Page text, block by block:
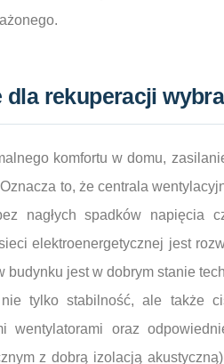
dla rekuperacji
komfortu w domu,
to, że centrala
nagłych spadków napięcia
elektroenergetycznej jest
budynku jest w dobrym stanie
tylko stabilność, ale także
wentylatorami oraz
z dobrą izolacją